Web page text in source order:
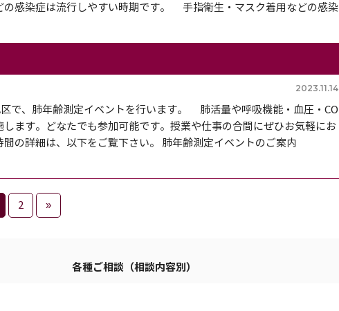
感染症は流行しやすい時期です。 手指衛生・マスク着用などの感染
2023.11.14
で、肺年齢測定イベントを行います。 肺活量や呼吸機能・血圧・CO
ます。どなたでも参加可能です。授業や仕事の合間にぜひお気軽にお
の詳細は、以下をご覧下さい。 肺年齢測定イベントのご案内
2 »
各種ご相談（相談内容別）